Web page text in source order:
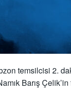
temsilcisi 2.
Barış